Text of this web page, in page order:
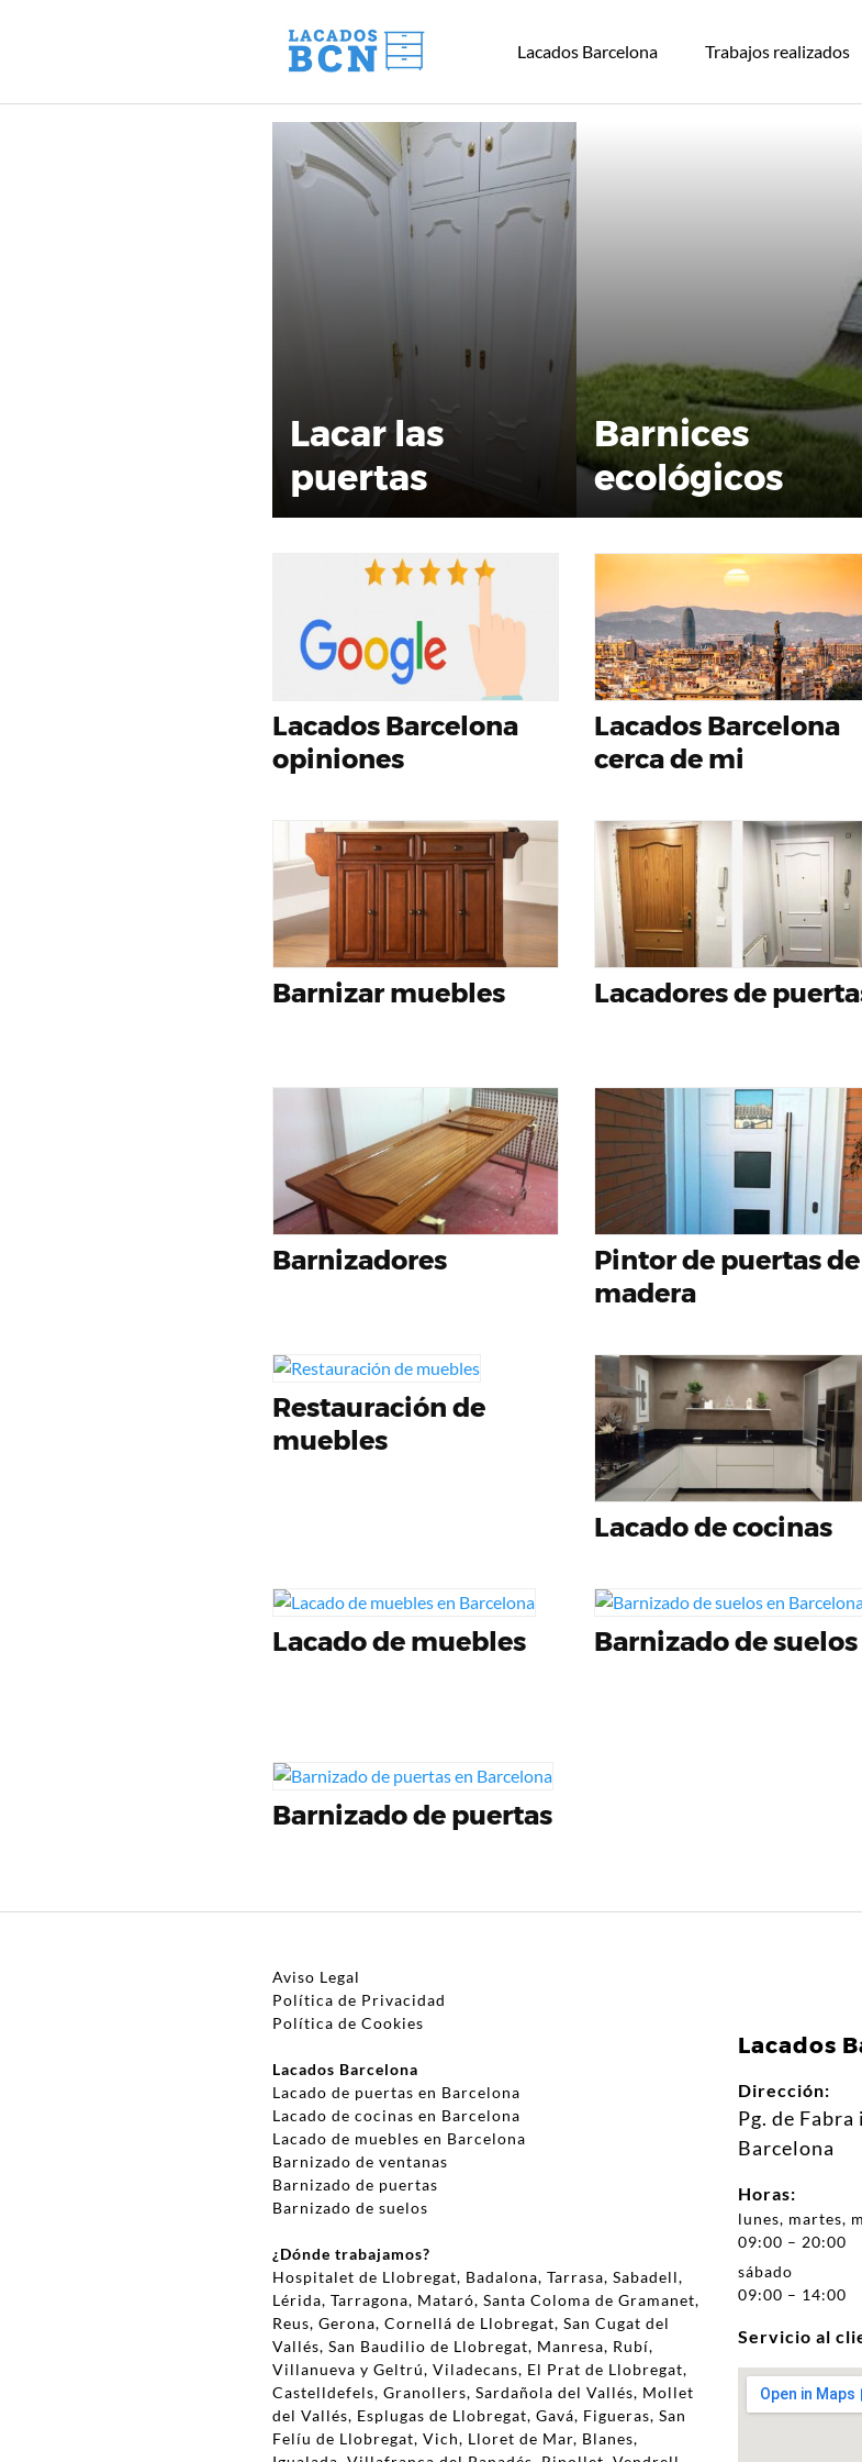
Lacados Barcelona Trabajos realizados
Lacar las
puertas
Barnices
ecológicos
Lacados Barcelona
opiniones
Lacados Barcelona
cerca de mi
Barnizar muebles Lacadores de
Barnizadores
Pintor de puertas de
madera
Restauración de
muebles
Lacado de cocinas
Lacado de muebles
Barnizado de suelos
Barnizado de puertas
Aviso Legal
Política de Privacidad
Política de Cookies
Lacados Barcelona
Lacado de puertas en Barcelona
Lacado de cocinas en Barcelona
Lacado de muebles en Barcelona
Barnizado de ventanas
Barnizado de puertas
Barnizado de suelos
¿Dónde trabajamos?
Hospitalet de Llobregat, Badalona, Tarrasa, Sabadell,
Lérida, Tarragona, Mataró, Santa Coloma de Gramanet,
Reus, Gerona, Cornellá de Llobregat, San Cugat del
Vallés, San Baudilio de Llobregat, Manresa, Rubí,
Villanueva y Geltrú, Viladecans, El Prat de Llobregat,
Castelldefels, Granollers, Sardañola del Vallés, Mollet
del Vallés, Esplugas de Llobregat, Gavá, Figueras, San
Felíu de Llobregat, Vich, Lloret de Mar, Blanes,
Lacados
Dirección:
Pg. de
Barcelona
Horas:
lunes, martes,
09:00 – 20:00
sábado
09:00 – 14:00
Servicio al